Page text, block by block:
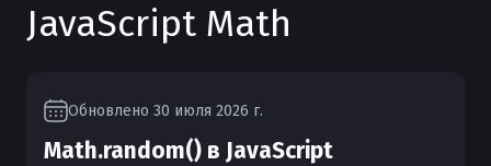
JavaScript Math
Обновлено 30 июля 2026 г.
Math.random() в JavaScript